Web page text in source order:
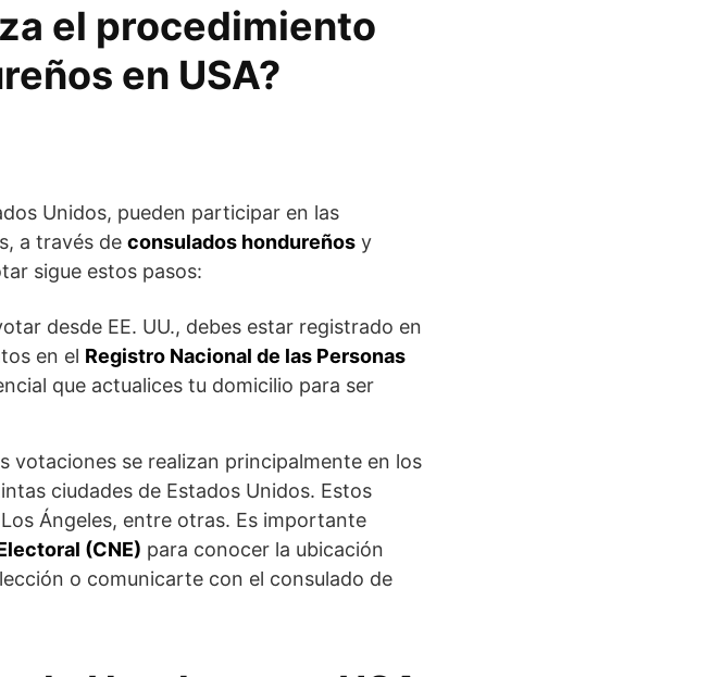
el procedimiento
en USA?
Unidos, pueden participar en las
a través de consulados hondureños y
sigue estos pasos:
desde EE. UU., debes estar registrado en
en el Registro Nacional de las Personas
que actualices tu domicilio para ser
votaciones se realizan principalmente en los
ciudades de Estados Unidos. Estos
Ángeles, entre otras. Es importante
(CNE) para conocer la ubicación
o comunicarte con el consulado de